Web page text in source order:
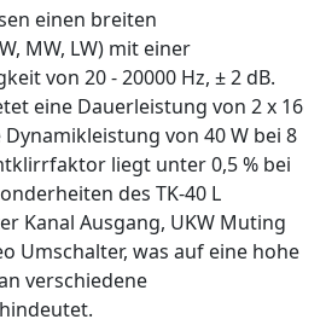
einen breiten
MW, LW) mit einer
von 20 - 20000 Hz, ± 2 dB.
eine Dauerleistung von 2 x 16
von 40 W bei 8
liegt unter 0,5 % bei
des TK-40 L
Kanal Ausgang, UKW Muting
Umschalter, was auf eine hohe
verschiedene